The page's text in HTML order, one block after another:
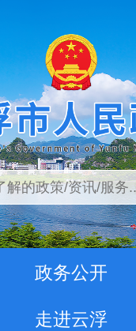
政务公开
走进云浮